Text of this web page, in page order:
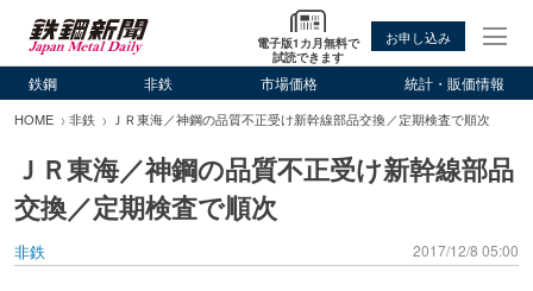
電子版1カ月無料で
試読できます
お申し込み
鉄鋼 非鉄 市場価格 統計・販価情報
HOME 非鉄 ＪＲ東海／神鋼の品質不正受け新幹線部品交換／定期検査で順次
ＪＲ東海／神鋼の品質不正受け新幹線部品
交換／定期検査で順次
非鉄 2017/12/8 05:00